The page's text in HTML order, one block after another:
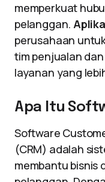
memperkuat
pelanggan.
perusahaan
tim penjualan
layanan yang
Apa Itu
Software
(CRM) adalah
membantu bisnis